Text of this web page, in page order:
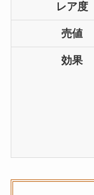
レア度
売値
効果